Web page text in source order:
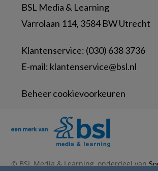
BSL Media & Learning
Varrolaan 114, 3584 BW Utrecht
Klantenservice: (030) 638 3736
E-mail: klantenservice@bsl.nl
Beheer cookievoorkeuren
© BSL Media & Learning, onderdeel van